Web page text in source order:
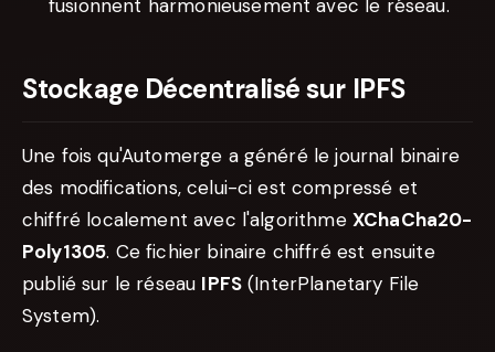
fusionnent harmonieusement avec le réseau.
Stockage Décentralisé sur IPFS
Une fois qu'Automerge a généré le journal binaire
des modifications, celui-ci est compressé et
chiffré localement avec l'algorithme XChaCha20-
Poly1305. Ce fichier binaire chiffré est ensuite
publié sur le réseau IPFS (InterPlanetary File
System).